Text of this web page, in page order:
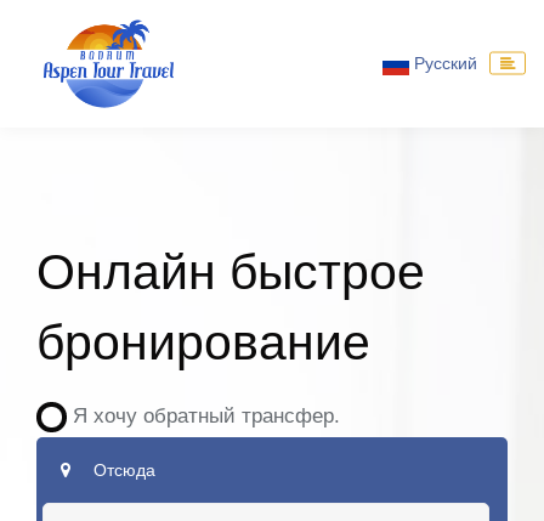
Русский
Онлайн быстрое
бронирование
Я хочу обратный трансфер.
Отсюда